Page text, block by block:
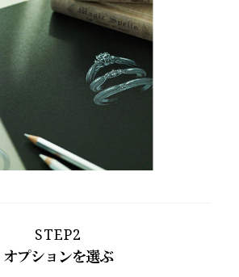
STEP2
オプションを選ぶ